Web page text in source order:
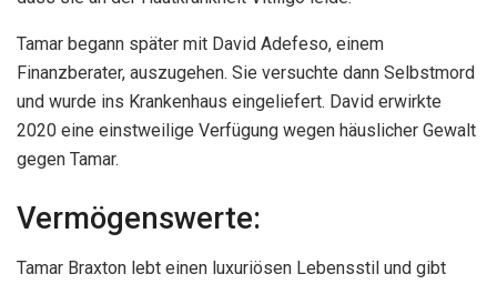
Tamar begann später mit David Adefeso, einem
Finanzberater, auszugehen. Sie versuchte dann Selbstmord
und wurde ins Krankenhaus eingeliefert. David erwirkte
2020 eine einstweilige Verfügung wegen häuslicher Gewalt
gegen Tamar.
Vermögenswerte:
Tamar Braxton lebt einen luxuriösen Lebensstil und gibt